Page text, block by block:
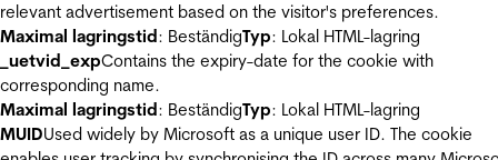
relevant advertisement based on the visitor's preferences.
Maximal lagringstid: BeständigTyp: Lokal HTML-lagring
_uetvid_expContains the expiry-date for the cookie with
corresponding name.
Maximal lagringstid: BeständigTyp: Lokal HTML-lagring
MUIDUsed widely by Microsoft as a unique user ID. The cookie